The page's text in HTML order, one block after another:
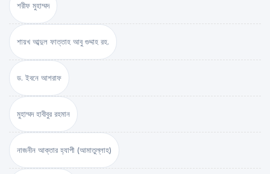
শরীফ মুহাম্মদ
শায়খ আব্দুল ফাত্তাহ আবু গুদ্দাহ রহ.
ড. ইবনে আশরাফ
মুহাম্মদ হাবীবুর রহমান
নাজনীন আক্তার হ্যাপী (আমাতুল্লাহ)